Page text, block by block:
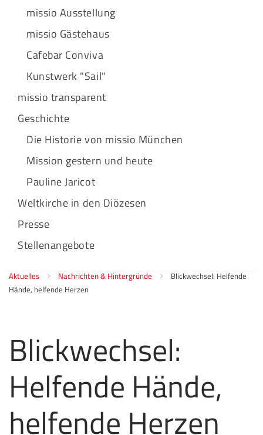
missio Ausstellung
missio Gästehaus
Cafebar Conviva
Kunstwerk "Sail"
missio transparent
Geschichte
Die Historie von missio München
Mission gestern und heute
Pauline Jaricot
Weltkirche in den Diözesen
Presse
Stellenangebote
Aktuelles Nachrichten & Hintergründe
Blickwechsel: Helfende
Hände, helfende Herzen
Blickwechsel:
Helfende Hände,
helfende Herzen